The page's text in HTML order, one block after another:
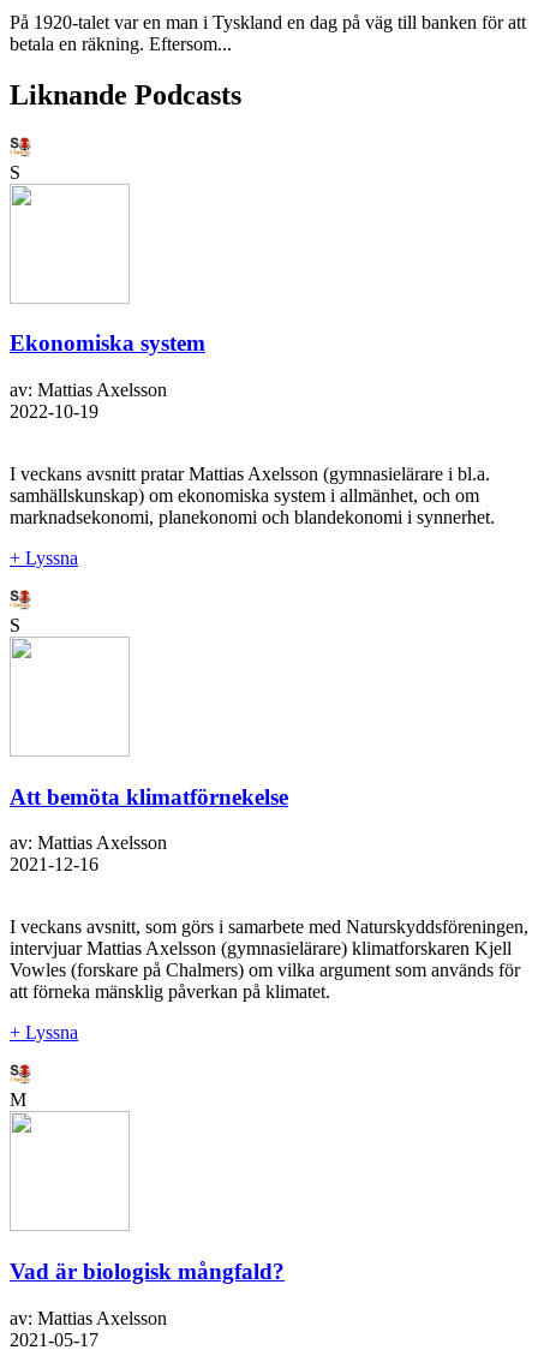
På 1920-talet var en man i Tyskland en dag på väg till banken för att
betala en räkning. Eftersom...
Liknande Podcasts
S
Ekonomiska system
av: Mattias Axelsson
2022-10-19
I veckans avsnitt pratar Mattias Axelsson (gymnasielärare i bl.a.
samhällskunskap) om ekonomiska system i allmänhet, och om
marknadsekonomi, planekonomi och blandekonomi i synnerhet.
+ Lyssna
S
Att bemöta klimatförnekelse
av: Mattias Axelsson
2021-12-16
I veckans avsnitt, som görs i samarbete med Naturskyddsföreningen,
intervjuar Mattias Axelsson (gymnasielärare) klimatforskaren Kjell
Vowles (forskare på Chalmers) om vilka argument som används för
att förneka mänsklig påverkan på klimatet.
+ Lyssna
M
Vad är biologisk mångfald?
av: Mattias Axelsson
2021-05-17